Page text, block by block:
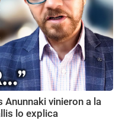
Anunnaki vinieron a la
lo explica